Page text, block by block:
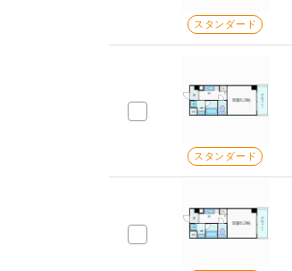
スタンダード
スタンダード